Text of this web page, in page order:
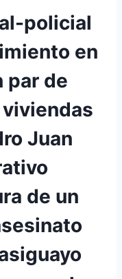
policial
en
par de
Juan
de un